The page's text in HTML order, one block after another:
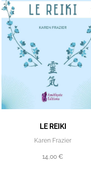
LE REIKI
Karen Frazier
14,00 €